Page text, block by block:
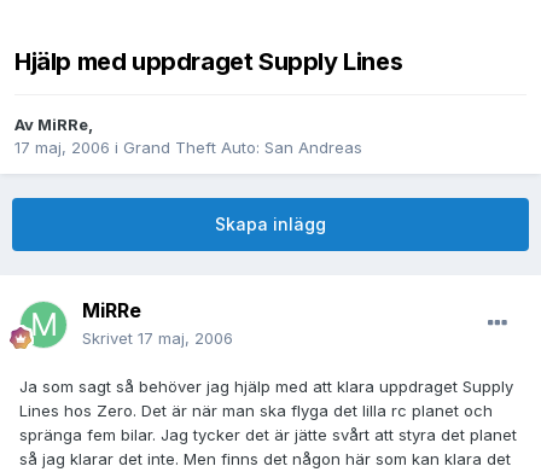
Hjälp med uppdraget Supply Lines
Av MiRRe,
17 maj, 2006 i Grand Theft Auto: San Andreas
Skapa inlägg
MiRRe
Skrivet 17 maj, 2006
Ja som sagt så behöver jag hjälp med att klara uppdraget Supply
Lines hos Zero. Det är när man ska flyga det lilla rc planet och
spränga fem bilar. Jag tycker det är jätte svårt att styra det planet
så jag klarar det inte. Men finns det någon här som kan klara det